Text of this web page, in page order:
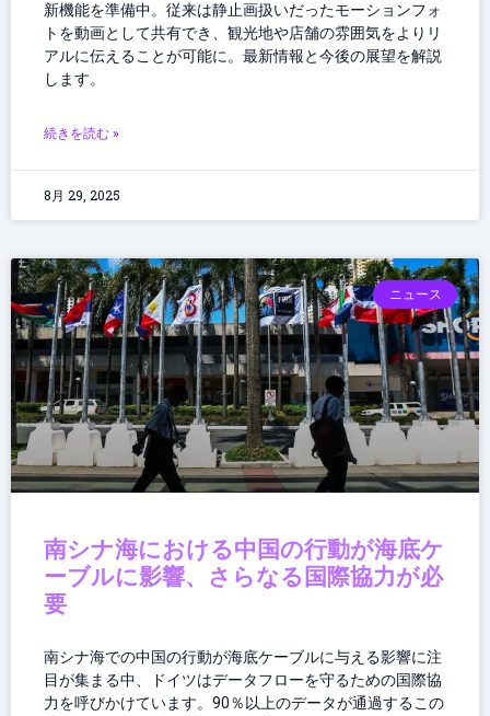
新機能を準備中。従来は静止画扱いだったモーションフォ
トを動画として共有でき、観光地や店舗の雰囲気をよりリ
アルに伝えることが可能に。最新情報と今後の展望を解説
します。
続きを読む »
8月 29, 2025
ニュース
南シナ海における中国の行動が海底ケ
ーブルに影響、さらなる国際協力が必
要
南シナ海での中国の行動が海底ケーブルに与える影響に注
目が集まる中、ドイツはデータフローを守るための国際協
力を呼びかけています。90％以上のデータが通過するこの